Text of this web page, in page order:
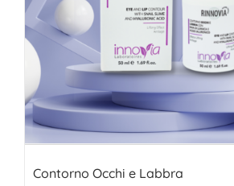
Contorno Occhi e Labbra